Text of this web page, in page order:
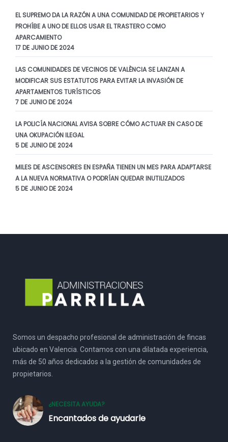
EL SUPREMO DA LA RAZÓN A UNA COMUNIDAD DE PROPIETARIOS Y
PROHÍBE A UNO DE ELLOS USAR EL TRASTERO COMO
APARCAMIENTO
17 DE JUNIO DE 2024
LAS COMUNIDADES DE VECINOS DE VALÈNCIA SE LANZAN A
MODIFICAR SUS ESTATUTOS PARA EVITAR LA INVASIÓN DE
APARTAMENTOS TURÍSTICOS
7 DE JUNIO DE 2024
LA POLICÍA NACIONAL AVISA SOBRE CÓMO ACTUAR EN CASO DE
UNA OKUPACIÓN ILEGAL
5 DE JUNIO DE 2024
MILES DE ASCENSORES EN ESPAÑA TIENEN UN MES PARA ADAPTARSE
A LA NUEVA NORMATIVA O PODRÍAN QUEDAR INUTILIZADOS
5 DE JUNIO DE 2024
Somos un despacho profesional de administración de fincas
ubicado en Valencia. Contamos con una dilatada experiencia,
más de 50 años dedicados a la gestión de comunidades de
propietarios.
¿NECESITA AYUDA?
Encantados de ayudarle